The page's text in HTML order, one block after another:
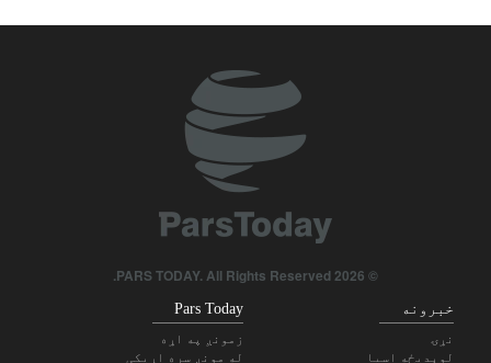
طالبانو د څه باندې دوو زرو افغان کډوالو د ورستنیدا
پاکستان د هرمز اوبلارې په هکله د عمان د خبرو ملاتړ کوي
ټرامپ د امریکا د ایشوا کونکو خبریالانو د اوږدې مودې
بندي کولو خبر ورکړ
پاکستان، ترکیه او سعودي: ګډ دفاعي تړون د درې واړو
هېوادونو په ګټه دی
© 2026 PARS TODAY. All Rights Reserved.
خبرونه
نړۍ
لوېدیځه اسیا
Pars Today
زمونږ په اړه
له مونږ سره اړیکی